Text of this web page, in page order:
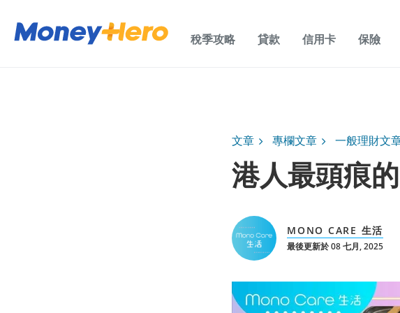
稅季攻略 貸款 信用卡 保險
文章 專欄文章 一般理財文
港人最頭痕
MONO CARE 生活
最後更新於 08 七月, 2025